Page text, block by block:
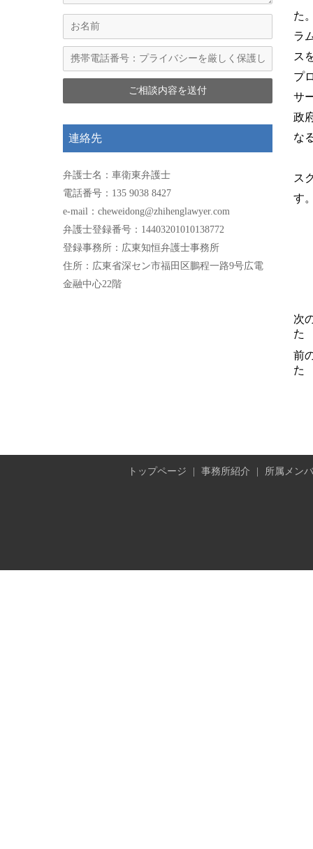
連絡先
弁護士名：車衛東弁護士
電話番号：135 9038 8427
e-mail：cheweidong@zhihenglawyer.com
弁護士登録番号：14403201010138772
登録事務所：広東知恒弁護士事務所
住所：広東省深セン市福田区鵬程一路9号広電
金融中心22階
た
ラ
ス
プ
サ
政
な
ス
す
次
た
前
た
トップページ 事務所紹介 所属メン